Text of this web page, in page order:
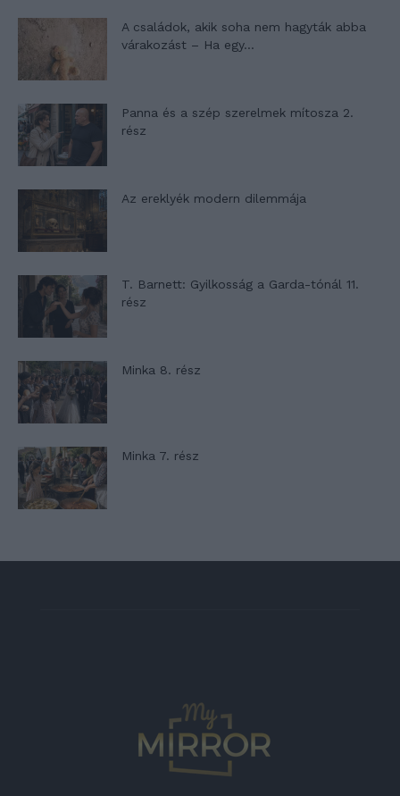
A családok, akik soha nem hagyták abba
várakozást – Ha egy...
Panna és a szép szerelmek mítosza 2.
rész
Az ereklyék modern dilemmája
T. Barnett: Gyilkosság a Garda-tónál 11.
rész
Minka 8. rész
Minka 7. rész